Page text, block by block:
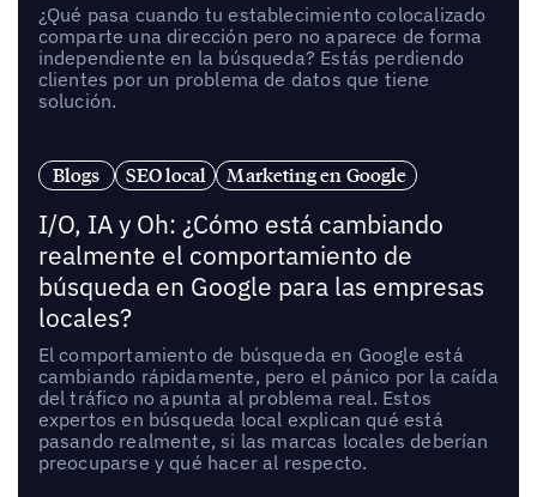
¿Qué pasa cuando tu establecimiento colocalizado
comparte una dirección pero no aparece de forma
independiente en la búsqueda? Estás perdiendo
clientes por un problema de datos que tiene
solución.
Blogs SEO local Marketing en Google
I/O, IA y Oh: ¿Cómo está cambiando
realmente el comportamiento de
búsqueda en Google para las empresas
locales?
El comportamiento de búsqueda en Google está
cambiando rápidamente, pero el pánico por la caída
del tráfico no apunta al problema real. Estos
expertos en búsqueda local explican qué está
pasando realmente, si las marcas locales deberían
preocuparse y qué hacer al respecto.